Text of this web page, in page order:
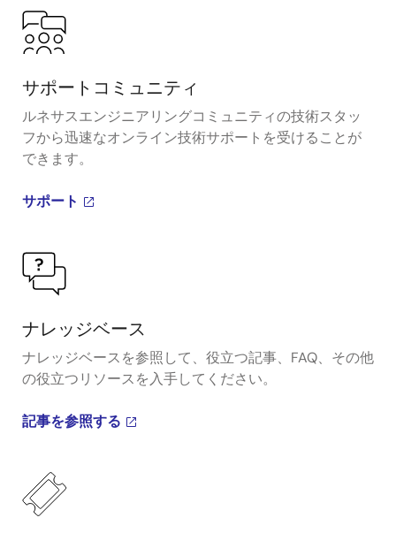
サポートコミュニティ
ルネサスエンジニアリングコミュニティの技術スタッ
フから迅速なオンライン技術サポートを受けることが
できます。
サポート
ナレッジベース
ナレッジベースを参照して、役立つ記事、FAQ、その他
の役立つリソースを入手してください。
記事を参照する